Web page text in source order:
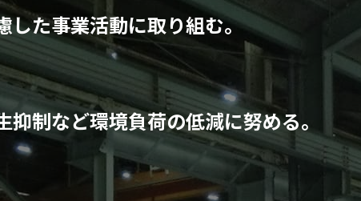
した事業活動に取り組む。
制など環境負荷の低減に努める。